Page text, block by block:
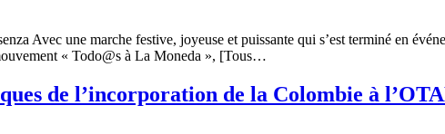
Avec une marche festive, joyeuse et puissante qui s’est terminé en
« Todo@s à La Moneda », [Tous…
de l’incorporation de la Colombie à